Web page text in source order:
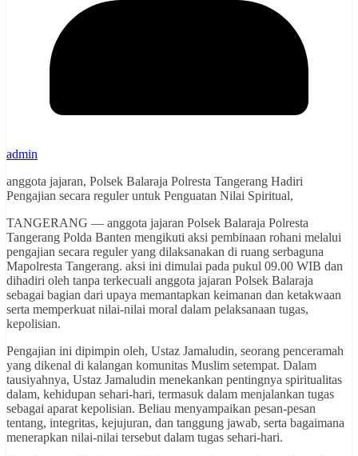
admin
anggota jajaran, Polsek Balaraja Polresta Tangerang Hadiri
Pengajian secara reguler untuk Penguatan Nilai Spiritual,
TANGERANG — anggota jajaran Polsek Balaraja Polresta
Tangerang Polda Banten mengikuti aksi pembinaan rohani melalui
pengajian secara reguler yang dilaksanakan di ruang serbaguna
Mapolresta Tangerang. aksi ini dimulai pada pukul 09.00 WIB dan
dihadiri oleh tanpa terkecuali anggota jajaran Polsek Balaraja
sebagai bagian dari upaya memantapkan keimanan dan ketakwaan
serta memperkuat nilai-nilai moral dalam pelaksanaan tugas,
kepolisian.
Pengajian ini dipimpin oleh, Ustaz Jamaludin, seorang penceramah
yang dikenal di kalangan komunitas Muslim setempat. Dalam
tausiyahnya, Ustaz Jamaludin menekankan pentingnya spiritualitas
dalam, kehidupan sehari-hari, termasuk dalam menjalankan tugas
sebagai aparat kepolisian. Beliau menyampaikan pesan-pesan
tentang, integritas, kejujuran, dan tanggung jawab, serta bagaimana
menerapkan nilai-nilai tersebut dalam tugas sehari-hari.